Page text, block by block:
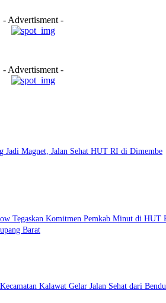
- Advertisment -
- Advertisment -
Jadi Magnet, Jalan Sehat HUT RI di Dimembe
Tegaskan Komitmen Pemkab Minut di HUT
Barat
Kalawat Gelar Jalan Sehat dari